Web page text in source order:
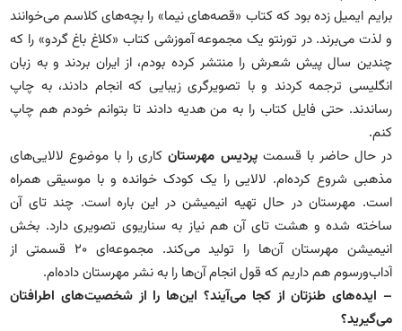
برایم ایمیل زده بود که کتاب «قصه‌های نیما» را بچه‌های کلاسم می‌خوانند
و لذت می‌برند. در تورنتو یک مجموعه آموزشی کتاب «کلاغ باغ گردو» را که
چندین سال پیش شعرش را منتشر کرده بودم، از ایران بردند و به زبان
انگلیسی ترجمه کردند و با تصویرگری زیبایی که انجام دادند، به چاپ
رساندند. حتی فایل کتاب را به من هدیه دادند تا بتوانم خودم هم چاپ
کنم.
در حال حاضر با قسمتپردیس مهرستانکاری را با موضوع لالایی‌های
مذهبی شروع کرده‌ام. لالایی را یک کودک خوانده و با موسیقی همراه
است. مهرستان در حال تهیه انیمیشن در این باره است. چند تای آن
ساخته شده و هشت تای آن هم نیاز به سناریوی تصویری دارد. بخش
انیمیشن مهرستان آن‌ها را تولید می‌کند. مجموعه‌ای ۲۰ قسمتی از
آداب‌ورسوم هم داریم که قول انجام آن‌ها را به نشر مهرستان داده‌ام.
– ایده‌های طنزتان از کجا می‌آیند؟ این‌ها را از شخصیت‌های اطرافتان
می‌گیرید؟